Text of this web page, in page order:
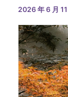
2026 年 6 月 11